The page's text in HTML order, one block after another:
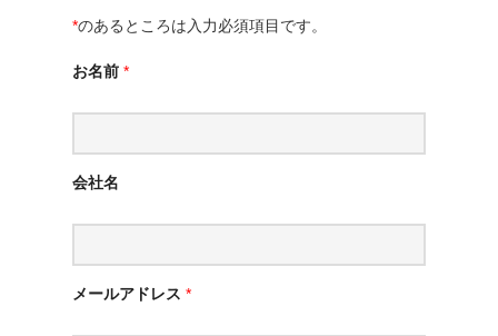
*のあるところは入力必須項目です。
お名前 *
会社名
メールアドレス *